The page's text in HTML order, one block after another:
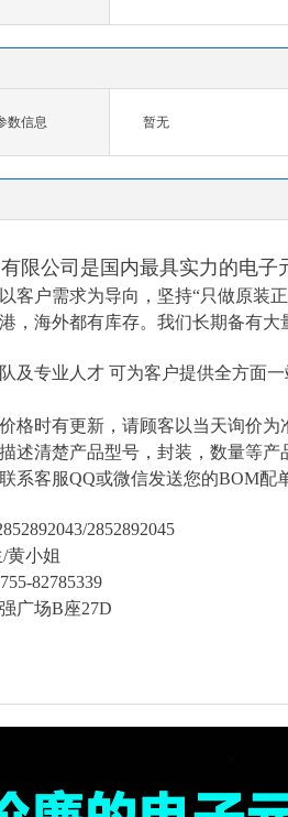
数信息 暂无
限公司是国内最具实力的电子
客户需求为导向，坚持“只做原装
，海外都有库存。我们长期备有大
及专业人才 可为客户提供全方面
格时有更新，请顾客以当天询价为
述清楚产品型号，封装，数量等产
系客服QQ或微信发送您的BOM配
2852892045
黄小姐
82785339
广场B座27D